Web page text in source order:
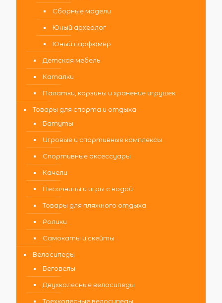
Сборные модели
Юный археолог
Юный парфюмер
Детская мебель
Каталки
Палатки, корзины и хранение игрушек
Товары для спорта и отдыха
Батуты
Игровые и спортивные комплексы
Спортивные аксессуары
Качели
Песочницы и игры с водой
Товары для пляжного отдыха
Ролики
Самокаты и скейты
Велосипеды
Беговелы
Двухколесные велосипеды
Трехколесные велосипеды